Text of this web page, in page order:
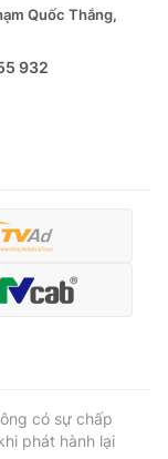
Quốc Thắng,
932
có sự chấp
phát hành lại